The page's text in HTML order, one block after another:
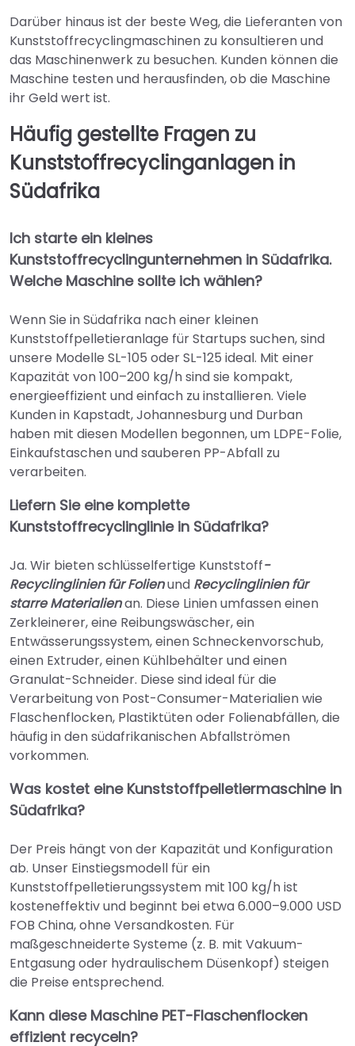
Darüber hinaus ist der beste Weg, die Lieferanten von
Kunststoffrecyclingmaschinen zu konsultieren und
das Maschinenwerk zu besuchen. Kunden können die
Maschine testen und herausfinden, ob die Maschine
ihr Geld wert ist.
Häufig gestellte Fragen zu
Kunststoffrecyclinganlagen in
Südafrika
Ich starte ein kleines
Kunststoffrecyclingunternehmen in Südafrika.
Welche Maschine sollte ich wählen?
Wenn Sie in Südafrika nach einer kleinen
Kunststoffpelletieranlage für Startups suchen, sind
unsere Modelle SL-105 oder SL-125 ideal. Mit einer
Kapazität von 100–200 kg/h sind sie kompakt,
energieeffizient und einfach zu installieren. Viele
Kunden in Kapstadt, Johannesburg und Durban
haben mit diesen Modellen begonnen, um LDPE-Folie,
Einkaufstaschen und sauberen PP-Abfall zu
verarbeiten.
Liefern Sie eine komplette
Kunststoffrecyclinglinie in Südafrika?
Ja. Wir bieten schlüsselfertige Kunststoff-
Recyclinglinien für Folienund Recyclinglinien für
starre Materialienan. Diese Linien umfassen einen
Zerkleinerer, eine Reibungswäscher, ein
Entwässerungssystem, einen Schneckenvorschub,
einen Extruder, einen Kühlbehälter und einen
Granulat-Schneider. Diese sind ideal für die
Verarbeitung von Post-Consumer-Materialien wie
Flaschenflocken, Plastiktüten oder Folienabfällen, die
häufig in den südafrikanischen Abfallströmen
vorkommen.
Was kostet eine Kunststoffpelletiermaschine in
Südafrika?
Der Preis hängt von der Kapazität und Konfiguration
ab. Unser Einstiegsmodell für ein
Kunststoffpelletierungssystem mit 100 kg/h ist
kosteneffektiv und beginnt bei etwa 6.000–9.000 USD
FOB China, ohne Versandkosten. Für
maßgeschneiderte Systeme (z. B. mit Vakuum-
Entgasung oder hydraulischem Düsenkopf) steigen
die Preise entsprechend.
Kann diese Maschine PET-Flaschenflocken
effizient recyceln?